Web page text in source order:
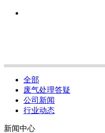
全部
废气处理答疑
公司新闻
行业动态
新闻中心